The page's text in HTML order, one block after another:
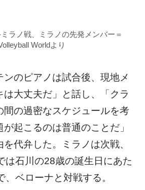
ラノ戦、ミラノの先発メンバー＝
Worldより
ンのピアノは試合後、現地メ
は大丈夫だ」と話し、「クラ
間の過密なスケジュールを考
起こるのは普通のことだ」
代弁した。ミラノは次戦、
は石川の28歳の誕生日にあた
、ベローナと対戦する。